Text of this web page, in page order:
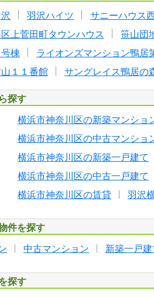
羽沢ハイツ サニーハウス
上菅田町タウンハウス
笹山団
棟
ライオンズマンション鴨居
１１番館
サングレイス鴨居の
探す
横浜市神奈川区の新築マンショ
横浜市神奈川区の中古マンショ
横浜市神奈川区の新築一戸建て
横浜市神奈川区の中古一戸建て
横浜市神奈川区の賃貸 羽沢
件を探す
中古マンション 新築一戸建
探す